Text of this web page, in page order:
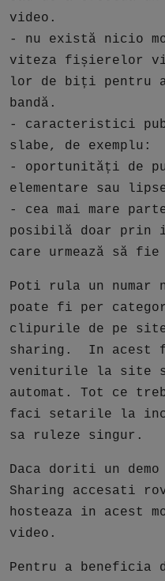
video.
- nu există nicio
viteza fișierelor
lor de biți pentru a
bandă.
- caracteristici
slabe, de exemplu:
- oportunități de
elementare sau
- cea mai mare
posibilă doar prin
care urmează să
Poti rula un
poate fi per
clipurile de pe
sharing. In
veniturile la site
automat. Tot ce
faci setarile la
sa ruleze singur.
Daca doriti un
Sharing accesati
hosteaza in acest
video.
Pentru a beneficia